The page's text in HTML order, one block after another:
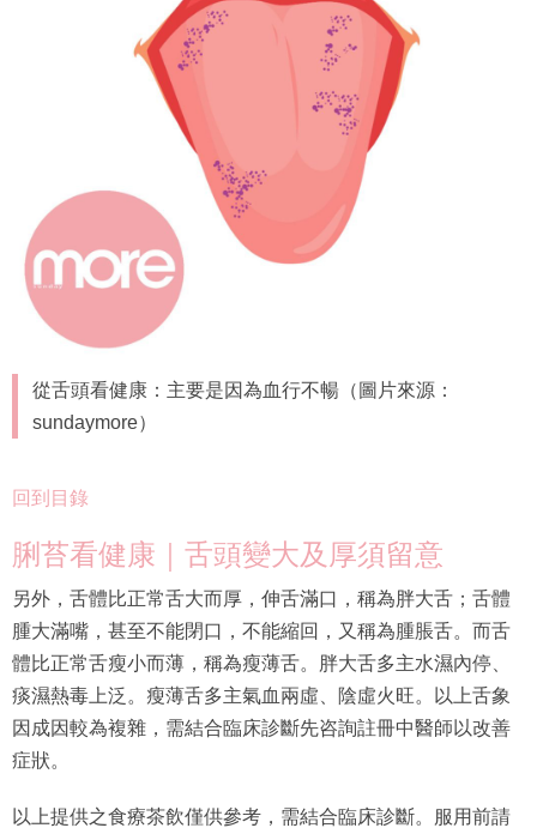
從舌頭看健康：主要是因為血行不暢（圖片來源：
sundaymore）
回到目錄
脷苔看健康｜舌頭變大及厚須留意
另外，舌體比正常舌大而厚，伸舌滿口，稱為胖大舌；舌體
腫大滿嘴，甚至不能閉口，不能縮回，又稱為腫脹舌。而舌
體比正常舌瘦小而薄，稱為瘦薄舌。胖大舌多主水濕內停、
痰濕熱毒上泛。瘦薄舌多主氣血兩虛、陰虛火旺。以上舌象
因成因較為複雜，需結合臨床診斷先咨詢註冊中醫師以改善
症狀。
以上提供之食療茶飲僅供參考，需結合臨床診斷。服用前請